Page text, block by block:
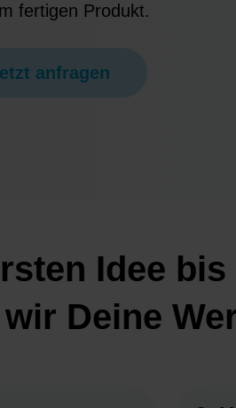
fertigen Produkt.
anfragen
Idee
Deine